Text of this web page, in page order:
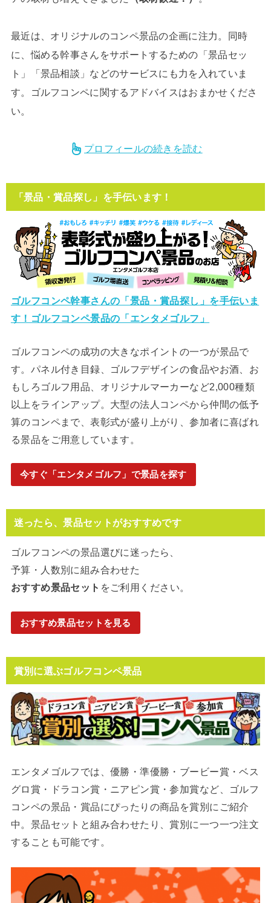
最近は、オリジナルのコンペ景品の企画に注力。同時
に、悩める幹事さんをサポートするための「景品セッ
ト」「景品相談」などのサービスにも力を入れていま
す。ゴルフコンペに関するアドバイスはおまかせくださ
い。
プロフィールの続きを読む
「景品・賞品探し」を手伝います！
ゴルフコンペ幹事さんの「景品・賞品探し」を手伝いま
す！ゴルフコンペ景品の「エンタメゴルフ」
ゴルフコンペの成功の大きなポイントの一つが景品で
す。パネル付き目録、ゴルフデザインの食品やお酒、お
もしろゴルフ用品、オリジナルマーカーなど2,000種類
以上をラインアップ。大型の法人コンペから仲間の低予
算のコンペまで、表彰式が盛り上がり、参加者に喜ばれ
る景品をご用意しています。
今すぐ「エンタメゴルフ」で景品を探す
迷ったら、景品セットがおすすめです
ゴルフコンペの景品選びに迷ったら、
予算・人数別に組み合わせた
おすすめ景品セット をご利用ください。
おすすめ景品セットを見る
賞別に選ぶゴルフコンペ景品
エンタメゴルフでは、優勝・準優勝・ブービー賞・ベス
グロ賞・ドラコン賞・ニアピン賞・参加賞など、ゴルフ
コンペの景品・賞品にぴったりの商品を賞別にご紹介
中。景品セットと組み合わせたり、賞別に一つ一つ注文
することも可能です。